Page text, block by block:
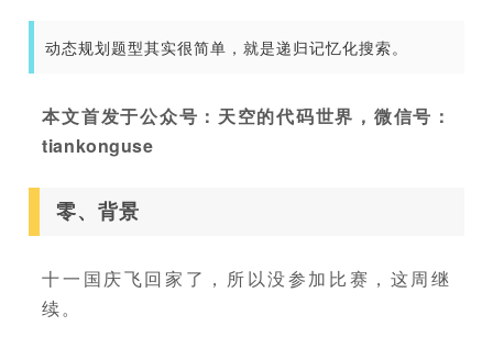
动态规划题型其实很简单，就是递归记忆化搜索。
本文首发于公众号：天空的代码世界，微信号：
tiankonguse
零、背景
十一国庆飞回家了，所以没参加比赛，这周继
续。